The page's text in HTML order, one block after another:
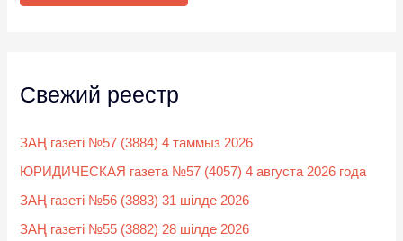
Свежий реестр
ЗАҢ газеті №57 (3884) 4 таммыз 2026
ЮРИДИЧЕСКАЯ газета №57 (4057) 4 августа 2026 года
ЗАҢ газеті №56 (3883) 31 шілде 2026
ЗАҢ газеті №55 (3882) 28 шілде 2026